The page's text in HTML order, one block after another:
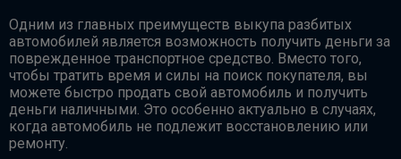
Одним из главных преимуществ выкупа разбитых
автомобилей является возможность получить деньги за
поврежденное транспортное средство. Вместо того,
чтобы тратить время и силы на поиск покупателя, вы
можете быстро продать свой автомобиль и получить
деньги наличными. Это особенно актуально в случаях,
когда автомобиль не подлежит восстановлению или
ремонту.